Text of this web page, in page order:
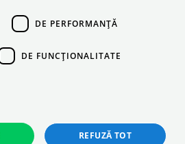
DE PERFORMANȚĂ
DE FUNCŢIONALITATE
REFUZĂ TOT